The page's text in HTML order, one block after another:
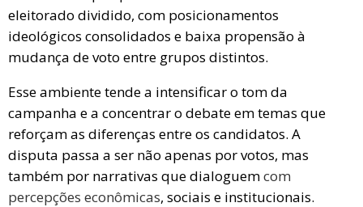
eleitorado dividido, com posicionamentos
ideológicos consolidados e baixa propensão à
mudança de voto entre grupos distintos.
Esse ambiente tende a intensificar o tom da
campanha e a concentrar o debate em temas que
reforçam as diferenças entre os candidatos. A
disputa passa a ser não apenas por votos, mas
também por narrativas que dialoguemcom
percepções econômicas, sociais e institucionais.